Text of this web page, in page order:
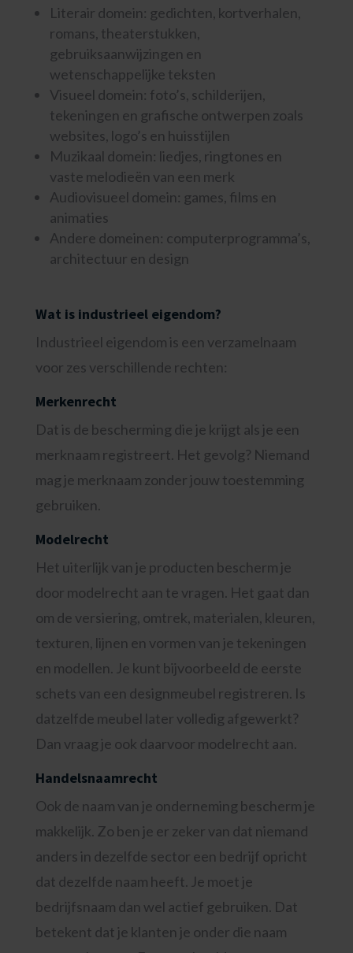
Literair domein: gedichten, kortverhalen,
romans, theaterstukken,
gebruiksaanwijzingen en
wetenschappelijke teksten
Visueel domein: foto’s, schilderijen,
tekeningen en grafische ontwerpen zoals
websites, logo’s en huisstijlen
Muzikaal domein: liedjes, ringtones en
vaste melodieën van een merk
Audiovisueel domein: games, films en
animaties
Andere domeinen: computerprogramma’s,
architectuur en design
Wat is industrieel eigendom?
Industrieel eigendom is een verzamelnaam
voor zes verschillende rechten:
Merkenrecht
Dat is de bescherming die je krijgt als je een
merknaam registreert. Het gevolg? Niemand
mag je merknaam zonder jouw toestemming
gebruiken.
Modelrecht
Het uiterlijk van je producten bescherm je
door modelrecht aan te vragen. Het gaat dan
om de versiering, omtrek, materialen, kleuren,
texturen, lijnen en vormen van je tekeningen
en modellen. Je kunt bijvoorbeeld de eerste
schets van een designmeubel registreren. Is
datzelfde meubel later volledig afgewerkt?
Dan vraag je ook daarvoor modelrecht aan.
Handelsnaamrecht
Ook de naam van je onderneming bescherm je
makkelijk. Zo ben je er zeker van dat niemand
anders in dezelfde sector een bedrijf opricht
dat dezelfde naam heeft. Je moet je
bedrijfsnaam dan wel actief gebruiken. Dat
betekent dat je klanten je onder die naam